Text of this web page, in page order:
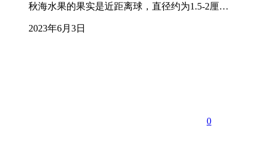
秋海水果的果实是近距离球，直径约为1.5-2厘…
2023年6月3日
0